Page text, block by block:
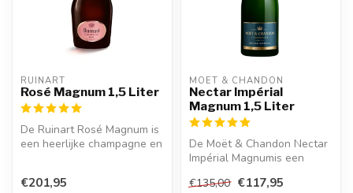
RUINART
Rosé Magnum 1,5 Liter
De Ruinart Rosé Magnum is
een heerlijke champagne en
€201,95
MOËT & CHANDON
Nectar Impérial
Magnum 1,5 Liter
De Moët & Chandon Nectar
Impérial Magnumis een
heeft tone...
€135,00 €117,95